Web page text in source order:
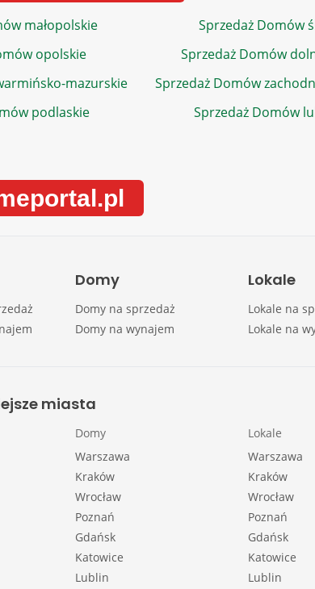
małopolskie Sprzedaż Domów
opolskie
Sprzedaż Domów
mazurskie
Sprzedaż Domów
podlaskie
Sprzedaż Domów
Domy
Domy na sprzedaż
Domy na wynajem
Lokale
Lokale na
Lokale na
miasta
Domy
Warszawa
Kraków
Wrocław
Poznań
Gdańsk
Katowice
Lublin
Lokale
Warszawa
Kraków
Wrocław
Poznań
Gdańsk
Katowice
Lublin